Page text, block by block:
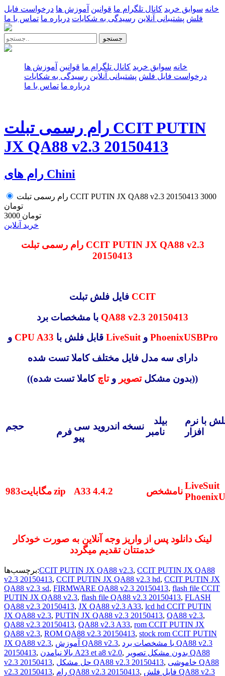
خانه سوابق خرید کانال تلگرام ما قوانین آموزش ها درخواست فایل
فلش پشتیبانی آنلاین رسیدگی به شکایات درباره ما تماس با ما
جستجو
خانه سوابق خرید کانال تلگرام ما قوانین آموزش ها
درخواست فایل فلش پشتیبانی آنلاین رسیدگی به شکایات
درباره ما تماس با ما
رام رسمی تبلت CCIT PUTIN
JX QA88 v2.3 20150413
رام های Chini
رام رسمی تبلت CCIT PUTIN JX QA88 v2.3 20150413 3000
تومان
3000 تومان
خرید آنلاین
رام رسمی تبلت CCIT PUTIN JX QA88 v2.3
20150413
CCIT
QA88 v2.3 20150413
و CPU A33 قابل فلش با LiveSuit و PhoenixUSBPro
دارای سه مدل فایل مختلف کاملا تست شده
((بدون مشکلتصویر وتاچ کاملا تست شده))
حجم
فرم
سی
پیو
نسخه اندروید
نامبر
با نرم
افزار
983مگابایتzip A33 4.4.2 نامشخص
LiveSuit
لینک دانلود پس از واریز وجه آنلاین به صورت خودکار
خدمتتان تقدیم میگردد
برچسب‌ها:CCIT PUTIN JX QA88 v2.3, CCIT PUTIN JX QA88
v2.3 20150413, CCIT PUTIN JX QA88 v2.3 hd, CCIT PUTIN JX
QA88 v2.3 sd, FIRMWARE QA88 v2.3 20150413, flash file CCIT
PUTIN JX QA88 v2.3, flash file QA88 v2.3 20150413, FLASH
QA88 v2.3 20150413, JX QA88 v2.3 A33, lcd hd CCIT PUTIN
JX QA88 v2.3, PUTIN JX QA88 v2.3 20150413, QA88 v2.3,
QA88 v2.3 20150413, QA88 v2.3 A33, rom CCIT PUTIN JX
QA88 v2.3, ROM QA88 v2.3 20150413, stock rom CCIT PUTIN
JX QA88 v2.3, آموزش QA88 v2.3, با مشخصات برد QA88 v2.3
20150413, بالا نیامدن A23 et a8 v2.0, بدون مشکل تصویر QA88
v2.3 20150413, حل مشکل QA88 v2.3 20150413, خاموشی QA88
v2.3 20150413, رام QA88 v2.3 20150413, فایل فلش QA88 v2.3